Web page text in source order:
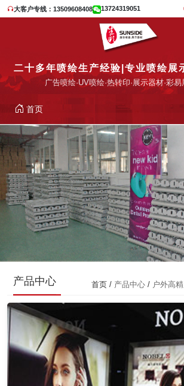
大客户专线：13509608408 13724319051
二十多年喷绘生产经验|专业喷绘展
广告喷绘·UV喷绘·热转印·展示器材·彩
首页
产品中心 首页 / 产品中心 / 户外高